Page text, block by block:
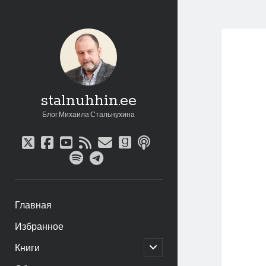
stalnuhhin.ee
Блог Михаила Стальнухина
twitter
facebook
youtube
rssemailgoodreads
podcast
spotifytelegram
Главная
Избранное
Книги
открыть
дочернее